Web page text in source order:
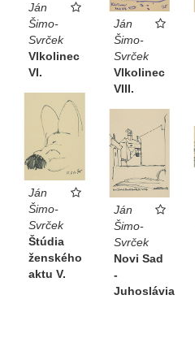
Ján
Šimo-
Svrček
Vlkolinec
VI.
Ján
Šimo-
Svrček
Vlkolinec
VIII.
Ján
Šimo-
Svrček
Štúdia
ženského
aktu V.
Ján
Šimo-
Svrček
Novi Sad
-
Juhoslávia